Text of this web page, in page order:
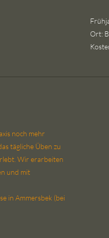
Ort:
noch mehr
tägliche Üben zu
Wir erarbeiten
und mit
in Ammersbek (bei